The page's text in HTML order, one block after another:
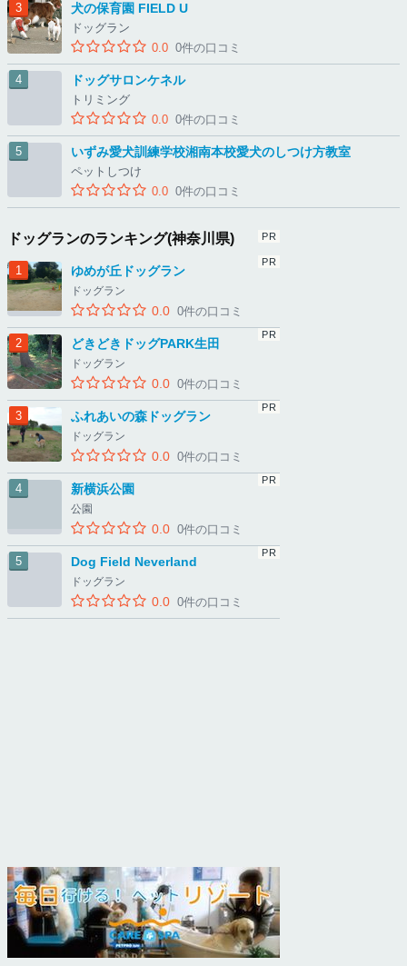
犬の保育園 FIELD U
ドッグラン
0.0 0件の口コミ
ドッグサロンケネル
トリミング
0.0 0件の口コミ
いずみ愛犬訓練学校湘南本校愛犬のしつけ方教室
ペットしつけ
0.0 0件の口コミ
ドッグランのランキング(神奈川県)
ゆめが丘ドッグラン
ドッグラン
0.0 0件の口コミ
どきどきドッグPARK生田
ドッグラン
0.0 0件の口コミ
ふれあいの森ドッグラン
ドッグラン
0.0 0件の口コミ
新横浜公園
公園
0.0 0件の口コミ
Dog Field Neverland
ドッグラン
0.0 0件の口コミ